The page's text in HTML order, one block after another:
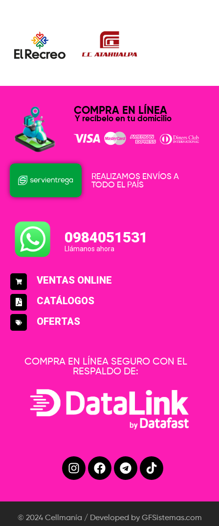
COMPRA EN LÍNEA
Y recíbelo en tu domicilio
REALIZAMOS ENVÍOS A
TODO EL PAÍS
0984051531
Llámanos ahora
VENTAS ONLINE
CATÁLOGOS
OFERTAS
COMPRA EN LÍNEA SEGURO CON EL
RESPALDO DE:
© 2024 Cellmanía / Developed by GFSistemas.com